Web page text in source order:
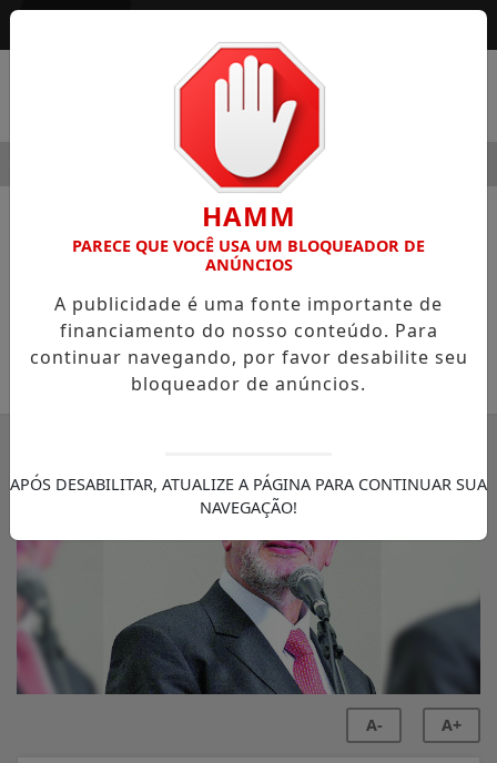
ALÉM DO EGO HOSPITAL
COLUNISTAS
ESG: tem de insistir
Colunista José Renato Nalini
SEMANÁRIO ZONA NORTE
A- A+
HAMM
PARECE QUE VOCÊ USA UM BLOQUEADOR DE
ANÚNCIOS
A publicidade é uma fonte importante de
financiamento do nosso conteúdo. Para
continuar navegando, por favor desabilite seu
bloqueador de anúncios.
APÓS DESABILITAR, ATUALIZE A PÁGINA PARA CONTINUAR SUA
NAVEGAÇÃO!